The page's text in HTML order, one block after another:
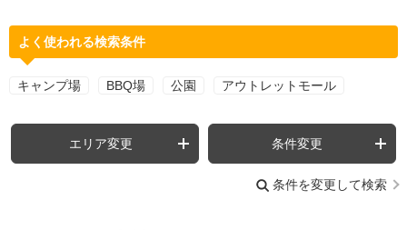
よく使われる検索条件
キャンプ場 BBQ場 公園 アウトレットモール
エリア変更 条件変更
条件を変更して検索